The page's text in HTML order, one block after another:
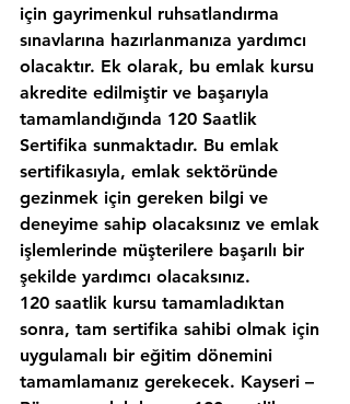
için gayrimenkul ruhsatlandırma
sınavlarına hazırlanmanıza yardımcı
olacaktır. Ek olarak, bu emlak kursu
akredite edilmiştir ve başarıyla
tamamlandığında 120 Saatlik
Sertifika sunmaktadır. Bu emlak
sertifikasıyla, emlak sektöründe
gezinmek için gereken bilgi ve
deneyime sahip olacaksınız ve emlak
işlemlerinde müşterilere başarılı bir
şekilde yardımcı olacaksınız.
120 saatlik kursu tamamladıktan
sonra, tam sertifika sahibi olmak için
uygulamalı bir eğitim dönemini
tamamlamanız gerekecek. Kayseri –